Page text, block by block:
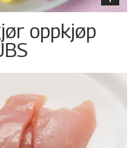
oppkjøp